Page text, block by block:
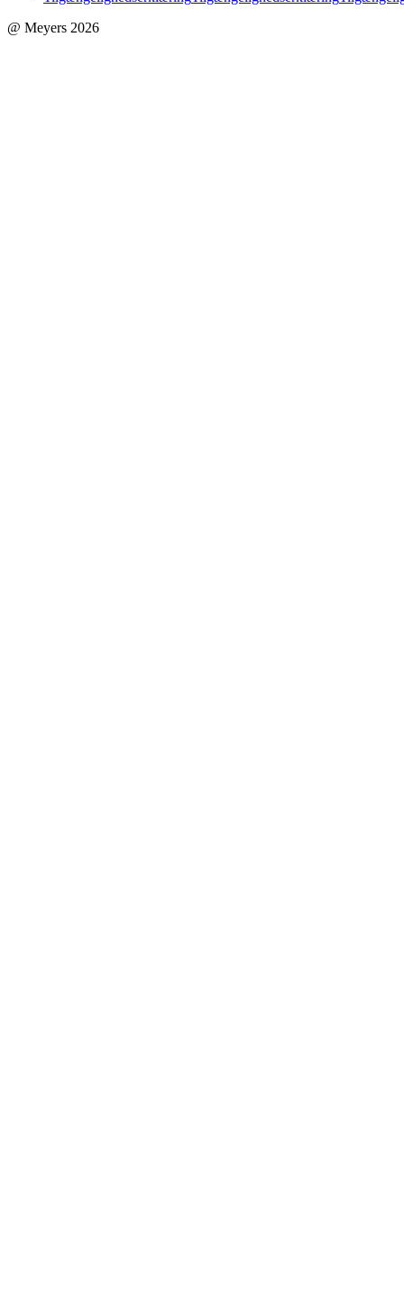
@ Meyers 2026